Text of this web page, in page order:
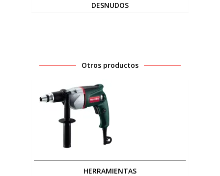
DESNUDOS
Otros productos
HERRAMIENTAS